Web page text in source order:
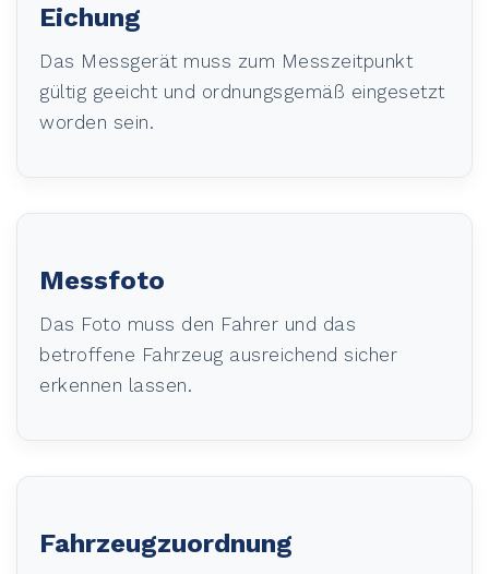
Eichung
Das Messgerät muss zum Messzeitpunkt
gültig geeicht und ordnungsgemäß eingesetzt
worden sein.
Messfoto
Das Foto muss den Fahrer und das
betroffene Fahrzeug ausreichend sicher
erkennen lassen.
Fahrzeugzuordnung